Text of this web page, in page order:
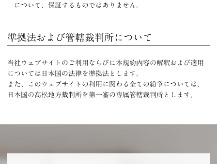
について、保証するものではありません。
準拠法および管轄裁判所について
当社ウェブサイトのご利用ならびに本規約内容の解釈および適用
については日本国の法律を準拠法とします。
また、このウェブサイトの利用に関わる全ての紛争については、
日本国の高松地方裁判所を第一審の専属管轄裁判所とします。